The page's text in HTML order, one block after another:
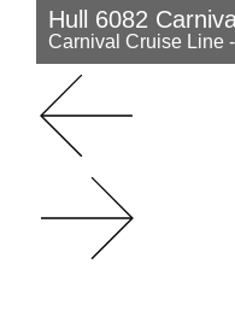
Hull 6082
Carnival Cruise Line -